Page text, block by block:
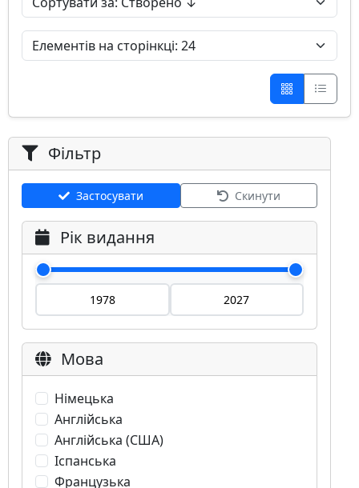
Фільтр
Застосувати Скинути
Рік видання
Мова
Німецька
Англійська
Англійська (США)
Іспанська
Французька